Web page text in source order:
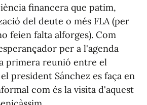
financera que patim,
del deute o més FLA (per
feien falta alforges). Com
per a l'agenda
primera reunió entre el
president Sánchez es faça en
com és la visita d'aquest